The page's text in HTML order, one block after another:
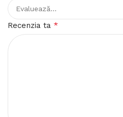
Recenzia ta *